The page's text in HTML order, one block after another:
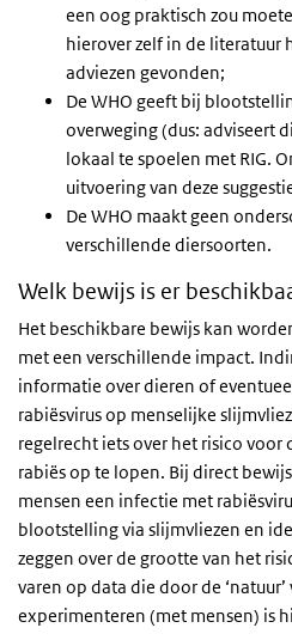
een oog praktisch zou
hierover zelf in de literatuur
adviezen gevonden;
De WHO geeft bij
overweging (dus: adviseert
lokaal te spoelen met RIG.
uitvoering van deze
De WHO maakt geen
verschillende diersoorten.
Welk bewijs is er
Het beschikbare bewijs kan
met een verschillende impact.
informatie over dieren of
rabiësvirus op menselijke
regelrecht iets over het risico
rabiës op te lopen. Bij direct
mensen een infectie met
blootstelling via slijmvliezen en
zeggen over de grootte van het
varen op data die door de
experimenteren (met mensen) is